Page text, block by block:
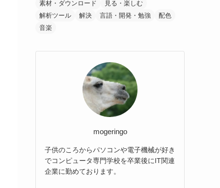
素材・ダウンロード
見る・楽しむ
解析ツール
解決 言語・開発・勉強
配色
音楽
mogeringo
子供のころからパソコンや電子機械が好き
でコンピュータ専門学校を卒業後にIT関連
企業に勤めております。